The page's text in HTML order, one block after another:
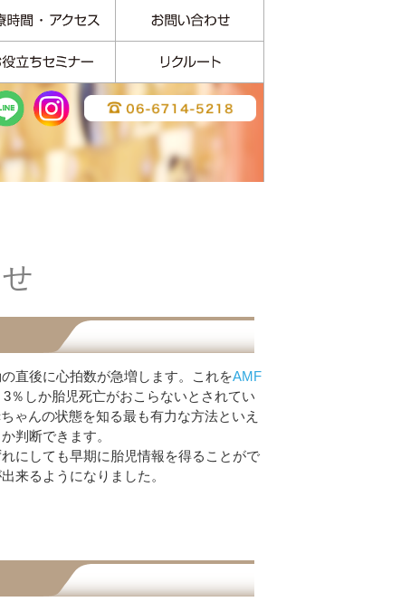
直後に心拍数が急増します。これをAMF
％しか胎児死亡がおこらないとされてい
ゃんの状態を知る最も有力な方法といえ
判断できます。
にしても早期に胎児情報を得ることがで
来るようになりました。